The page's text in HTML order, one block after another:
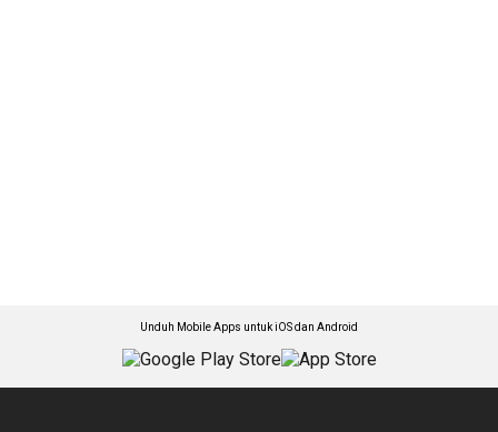
Unduh Mobile Apps untuk iOS dan Android